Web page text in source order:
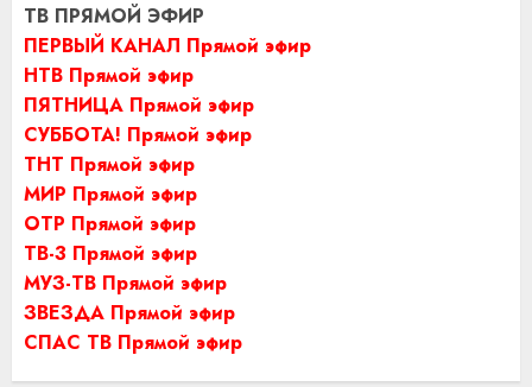
ТВ ПРЯМОЙ ЭФИР
ПЕРВЫЙ КАНАЛ Прямой эфир
НТВ Прямой эфир
ПЯТНИЦА Прямой эфир
СУББОТА! Прямой эфир
ТНТ Прямой эфир
МИР Прямой эфир
ОТР Прямой эфир
ТВ-3 Прямой эфир
МУЗ-ТВ Прямой эфир
ЗВЕЗДА Прямой эфир
СПАС ТВ Прямой эфир